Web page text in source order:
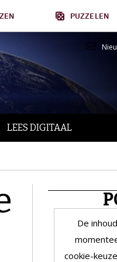
PUZZELEN
LEES DIGITAAL
De
cookie-